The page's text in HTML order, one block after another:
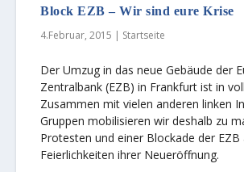
Block EZB – Wir sind eure Krise
4.Februar, 2015 | Startseite
Der Umzug in das neue Gebäude der
Zentralbank (EZB) in Frankfurt ist in
Zusammen mit vielen anderen linken
Gruppen mobilisieren wir deshalb zu
Protesten und einer Blockade der EZB
Feierlichkeiten ihrer Neueröffnung.